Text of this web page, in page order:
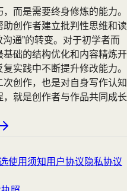
而是需要终身修炼的能力。
创作者建立批判性思维和读
沟通”的转变。对于初学者而
础的结构优化和内容精炼开
实践中不断提升修改能力。
创作，也是对自身写作认知
就是创作者与作品共同成长
使用须知用户协议 隐私协议